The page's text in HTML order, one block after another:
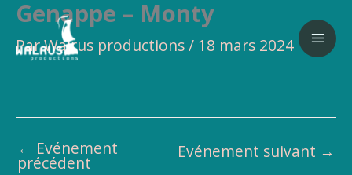
Aller
contenu
Genappe – Monty
ParWalrus productions/ 18 mars 2024
← Evénement
précédent
Evénement suivant →